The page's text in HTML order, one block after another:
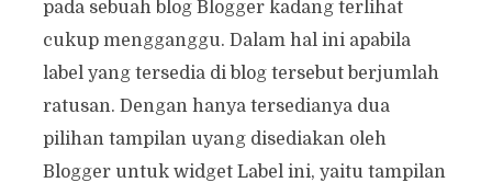
pada sebuah blog Blogger kadang terlihat
cukup mengganggu. Dalam hal ini apabila
label yang tersedia di blog tersebut berjumlah
ratusan. Dengan hanya tersedianya dua
pilihan tampilan uyang disediakan oleh
Blogger untuk widget Label ini, yaitu tampilan